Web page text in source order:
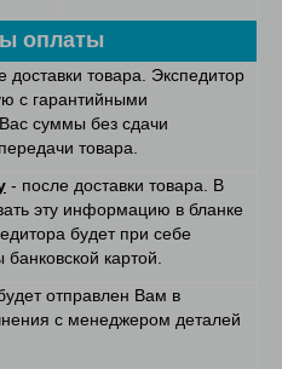
оплаты
доставки товара. Экспедитор
с гарантийными
суммы без сдачи
товара.
- после доставки товара. В
эту информацию в бланке
будет при себе
картой.
отправлен Вам в
с менеджером деталей